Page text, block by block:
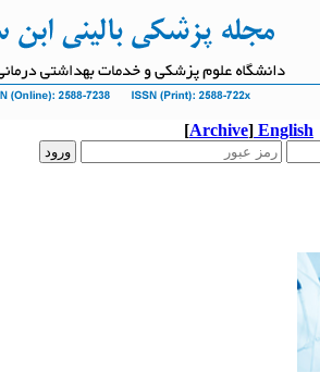
English
[Archive]